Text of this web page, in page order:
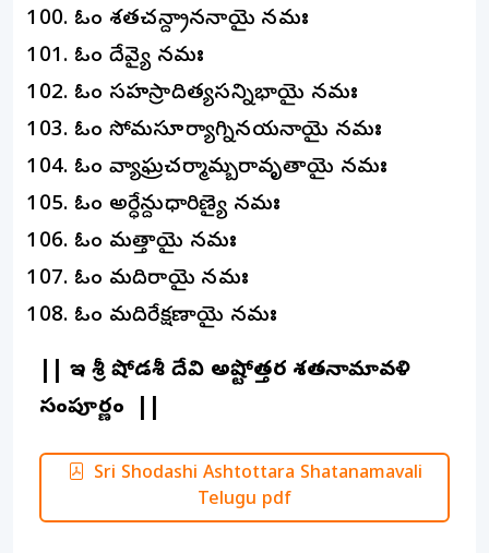
ఓం శతచన్ద్రాననాయై నమః
ఓం దేవ్యై నమః
ఓం సహస్రాదిత్యసన్నిభాయై నమః
ఓం సోమసూర్యాగ్నినయనాయై నమః
ఓం వ్యాఘ్రచర్మామ్బరావృతాయై నమః
ఓం అర్ధేన్దుధారిణ్యై నమః
ఓం మత్తాయై నమః
ఓం మదిరాయై నమః
ఓం మదిరేక్షణాయై నమః
|| ఇతి శ్రీ షోడశీ దేవి అష్టోత్తర శతనామావళి
సంపూర్ణం ||
Sri Shodashi Ashtottara Shatanamavali
Telugu pdf